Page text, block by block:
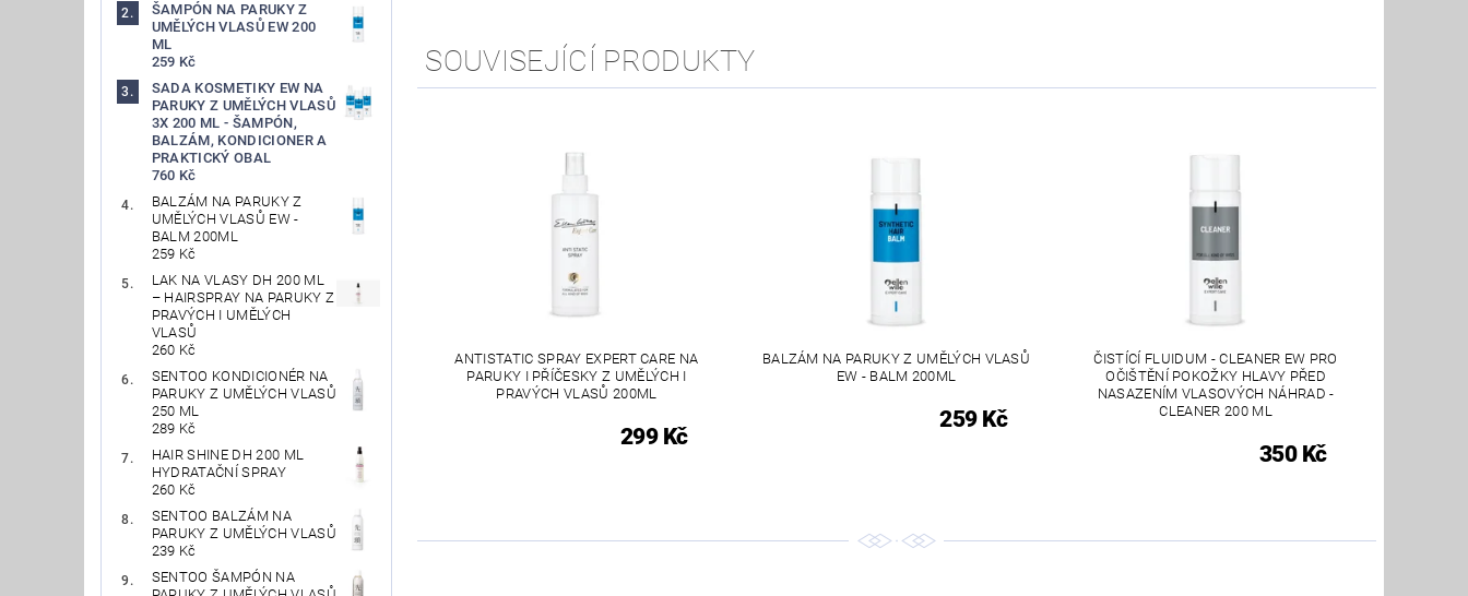
ŠAMPÓN NA PARUKY Z
UMĚLÝCH VLASŮ EW 200
ML
259 Kč
SADA KOSMETIKY EW NA
PARUKY Z UMĚLÝCH VLASŮ
3X 200 ML - ŠAMPÓN,
BALZÁM, KONDICIONER A
PRAKTICKÝ OBAL
760 Kč
BALZÁM NA PARUKY Z
UMĚLÝCH VLASŮ EW -
BALM 200ML
259 Kč
LAK NA VLASY DH 200 ML
– HAIRSPRAY NA PARUKY Z
PRAVÝCH I UMĚLÝCH
VLASŮ
260 Kč
SENTOO KONDICIONÉR NA
PARUKY Z UMĚLÝCH VLASŮ
250 ML
289 Kč
HAIR SHINE DH 200 ML
HYDRATAČNÍ SPRAY
260 Kč
SENTOO BALZÁM NA
PARUKY Z UMĚLÝCH VLASŮ
239 Kč
SENTOO ŠAMPÓN NA
SOUVISEJÍCÍ PRODUKTY
ANTISTATIC SPRAY EXPERT CARE NA
PARUKY I PŘÍČESKY Z UMĚLÝCH I
PRAVÝCH VLASŮ 200ML
299 Kč
BALZÁM NA PARUKY Z UMĚLÝCH VLASŮ
EW - BALM 200ML
259 Kč
ČISTÍCÍ FLUIDUM - CLEANER EW PRO
OČIŠTĚNÍ POKOŽKY HLAVY PŘED
NASAZENÍM VLASOVÝCH NÁHRAD -
CLEANER 200 ML
350 Kč